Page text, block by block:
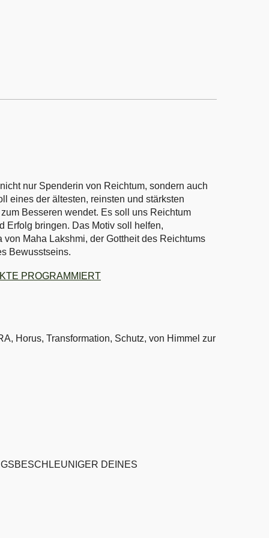
nur Spenderin von Reichtum, sondern auch
eines der ältesten, reinsten und stärksten
Besseren wendet. Es soll uns Reichtum
Erfolg bringen. Das Motiv soll helfen,
Maha Lakshmi, der Gottheit des Reichtums
Bewusstseins.
PROGRAMMIERT
Horus, Transformation, Schutz, von Himmel zur
DEINES